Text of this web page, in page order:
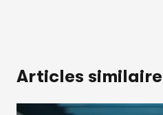
Articles